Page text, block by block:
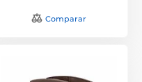
Comparar